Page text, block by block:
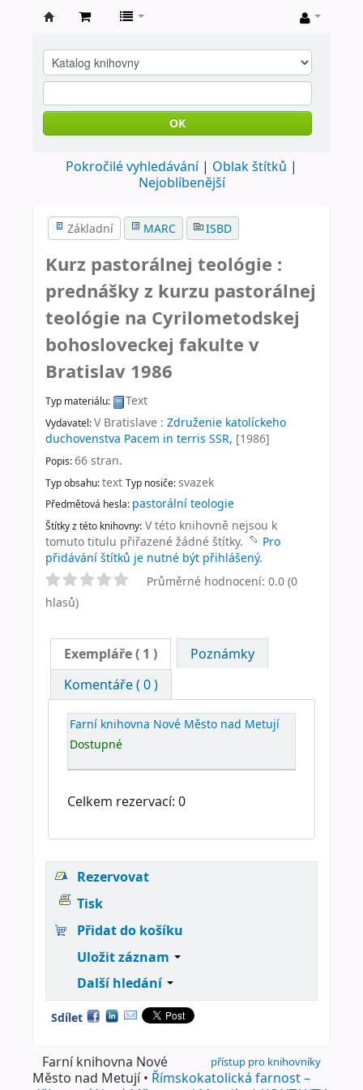
knihovna
Nové
Město
Metují
OK
Pokročilé vyhledávání
Oblak štítků
Nejoblíbenější
Základní MARC ISBD
Kurz pastorálnej teológie :
prednášky z kurzu pastorálnej
teológie na Cyrilometodskej
bohosloveckej fakulte v
Bratislav 1986
Typ materiálu: Text
Vydavatel:V Bratislave : Združenie katolíckeho
duchovenstva Pacem in terris SSR, [1986]
Popis:66 stran.
Typ obsahu:text Typ nosiče:svazek
Předmětová hesla: pastorální teologie
Štítky z této knihovny: V této knihovně nejsou k
tomuto titulu přiřazené žádné štítky.
Pro
přidávání štítků je nutné být přihlášený.
Průměrné hodnocení: 0.0 (0
hlasů)
Exempláře( 1 )
Poznámky
Komentáře ( 0 )
Farní knihovna Nové Město nad Metují
Dostupné
Celkem rezervací: 0
Rezervovat
Tisk
Přidat do košíku
Uložit záznam
Další hledání
Sdílet
přístup pro knihovníky
Farní knihovna Nové
Město nad Metují • Římskokatolická farnost –